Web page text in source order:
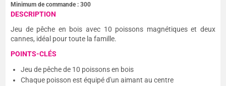
Minimum de commande :300
DESCRIPTION
Jeu de pêche en bois avec 10 poissons magnétiques et deux
cannes, idéal pour toute la famille.
POINTS-CLÉS
Jeu de pêche de 10 poissons en bois
Chaque poisson est équipé d'un aimant au centre